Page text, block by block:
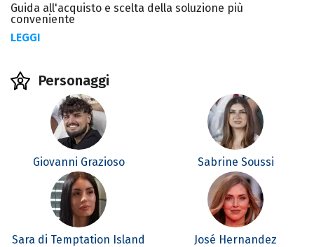
Guida all'acquisto e scelta della soluzione più
conveniente
LEGGI
Personaggi
Giovanni Grazioso Sabrine Soussi
Sara di Temptation Island José Hernandez